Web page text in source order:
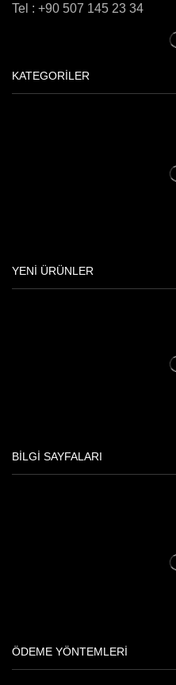
Tel : +90 507 145 23 34
KATEGORİLER
YENİ ÜRÜNLER
BILGI SAYFALARI
ÖDEME YÖNTEMLERI